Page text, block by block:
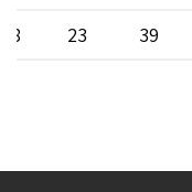
39
23
18